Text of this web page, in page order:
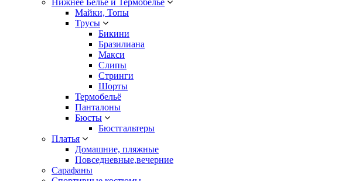
Нижнее Бельё и Термобельё
Майки, Топы
Трусы
Бикини
Бразилиана
Макси
Слипы
Стринги
Шорты
Термобельё
Панталоны
Бюсты
Бюстгальтеры
Платья
Домашние, пляжные
Повседневные,вечерние
Сарафаны